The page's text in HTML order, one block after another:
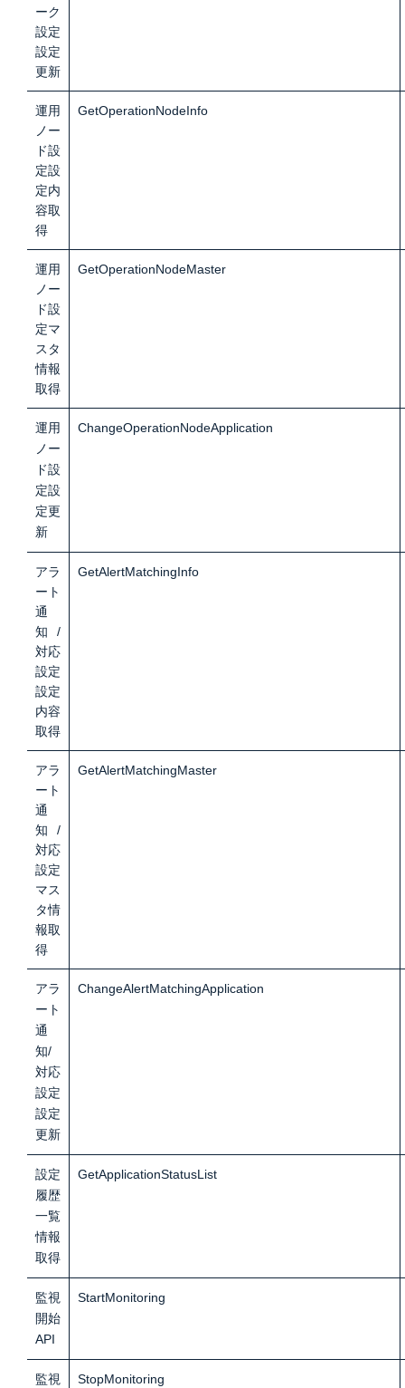
ーク
設定
設定
更新
運用
ノー
ド設
定設
定内
容取
得
GetOperationNodeInfo
運用
ノー
ド設
定マ
スタ
情報
取得
GetOperationNodeMaster
運用
ノー
ド設
定設
定更
新
ChangeOperationNodeApplication
アラ
ート
通
知/
対応
設定
設定
内容
取得
GetAlertMatchingInfo
アラ
ート
通
知/
対応
設定
マス
タ情
報取
得
GetAlertMatchingMaster
アラ
ート
通
知/
対応
設定
設定
更新
ChangeAlertMatchingApplication
設定
履歴
一覧
情報
取得
GetApplicationStatusList
監視
開始
API
StartMonitoring
監視 StopMonitoring